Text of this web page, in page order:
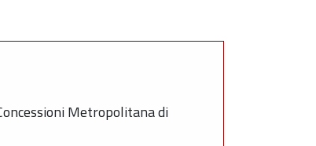
Metropolitana di